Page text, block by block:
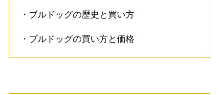
・ブルドッグの歴史と買い方
・ブルドッグの買い方と価格